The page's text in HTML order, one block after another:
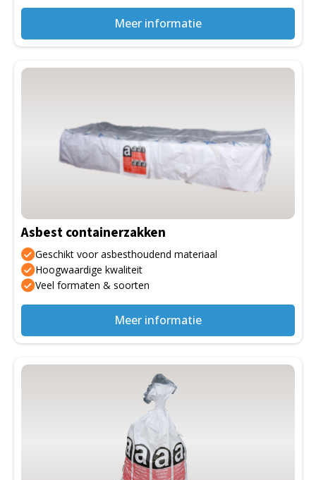
Meer informatie
Asbest containerzakken
Geschikt voor asbesthoudend materiaal
Hoogwaardige kwaliteit
Veel formaten & soorten
Meer informatie